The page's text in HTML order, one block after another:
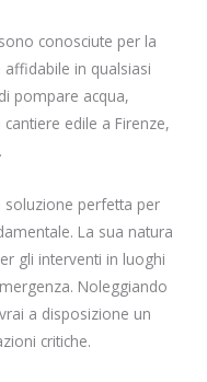
conosciute per la
in qualsiasi
pompare acqua,
edile a Firenze,
soluzione perfetta per
La sua natura
gli interventi in luoghi
Noleggiando
a disposizione un
critiche.